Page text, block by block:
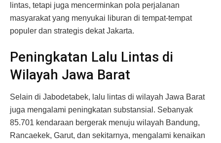
lintas, tetapi juga mencerminkan pola perjalanan
masyarakat yang menyukai liburan di tempat-tempat
populer dan strategis dekat Jakarta.
Peningkatan Lalu Lintas di
Wilayah Jawa Barat
Selain di Jabodetabek, lalu lintas di wilayah Jawa Barat
juga mengalami peningkatan substansial. Sebanyak
85.701 kendaraan bergerak menuju wilayah Bandung,
Rancaekek, Garut, dan sekitarnya, mengalami kenaikan